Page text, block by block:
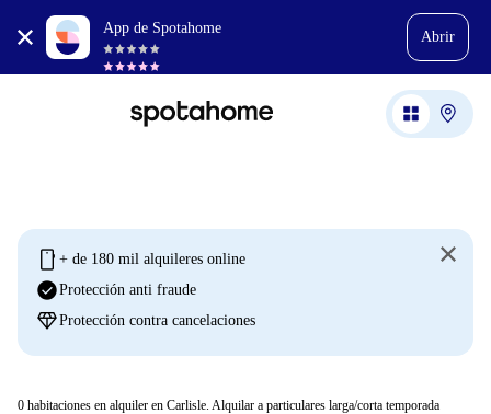
App de Spotahome
Abrir
mobile + de 180 mil alquileres online
check_circleProtección anti fraude
diamondProtección contra cancelaciones
0 habitaciones en alquiler en Carlisle. Alquilar a particulares larga/corta temporada